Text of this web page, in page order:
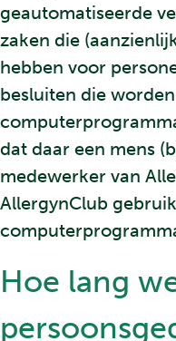
geautomatiseerde
zaken die
hebben voor
besluiten die
dat daar een mens
medewerker van
AllergynClub
Hoe lang